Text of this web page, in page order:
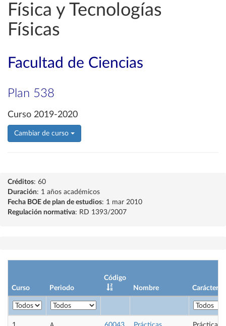
Física y Tecnologías
Físicas
Facultad de Ciencias
Plan 538
Curso 2019-2020
Cambiar de curso
Créditos: 60
Duración: 1 años académicos
Fecha BOE de plan de estudios: 1 mar 2010
Regulación normativa: RD 1393/2007
Curso Periodo
Código
Nombre
Carácter
A